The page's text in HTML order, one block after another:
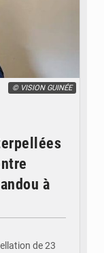
© VISION GUINÉE
à
de 23